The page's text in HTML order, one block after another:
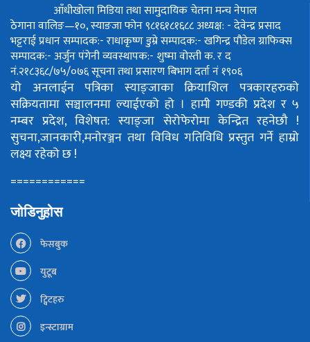
आँधीखोला मिडिया तथा सामुदायिक चेतना मन्च नेपाल
ठेगाना वालिङ—१०, स्याङजा फोन ९८१६१८१६८८अध्यक्ष: - देवेन्द्र प्रसाद
भट्टराईप्रधान सम्पादक:- राधाकृष्ण डुम्रेसम्पादक:- खगिन्द्र पौडेलग्राफिक्स
सम्पादक:- अर्जुन पंगेनीव्यवस्थापक:- शुष्मा वोस्तीक. र द
नं.२१८३६८/७५/०७६सूचना तथा प्रसारण बिभाग दर्ता नं १९०६
यो अनलाईन पत्रिका स्याङ्जाका क्रियाशिल पत्रकारहरुको
सक्रियतामा सञ्चालनमा ल्याईएको हो । हामी गण्डकी प्रदेश र ५
नम्बर प्रदेश, विशेषत: स्याङ्जा सेरोफेरोमा केन्द्रित रहनेछौ !
सुचना,जानकारी,मनोरञ्जन तथा विविध गतिविधि प्रस्तुत गर्ने हाम्रो
लक्ष्य रहेको छ !
============
जोडिनुहोस
फेसबुक
युटूब
ट्विटहरु
इन्स्टाग्राम